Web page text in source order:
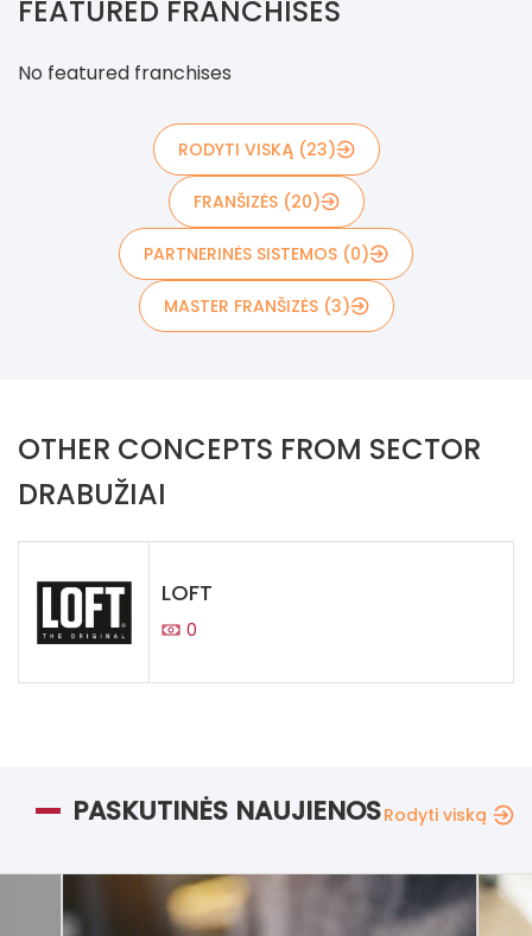
FEATURED FRANCHISES
No featured franchises
RODYTI VISKĄ (23)
FRANŠIZĖS (20)
PARTNERINĖS SISTEMOS (0)
MASTER FRANŠIZĖS (3)
OTHER CONCEPTS FROM SECTOR
DRABUŽIAI
LOFT
0
PASKUTINĖS NAUJIENOSRodyti viską